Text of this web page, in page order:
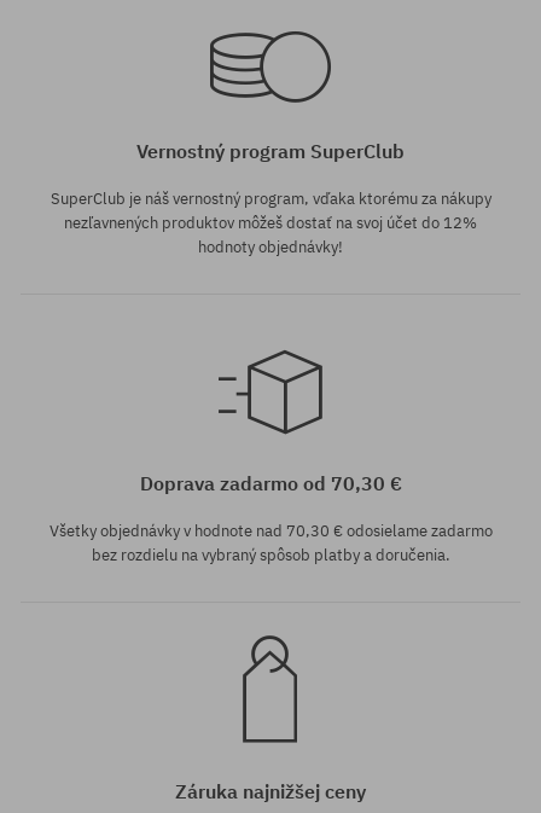
8.75
Dostupné veľkosti:
Vernostný program SuperClub
SuperClub je náš vernostný program, vďaka ktorému za nákupy
nezľavnených produktov môžeš dostať na svoj účet do 12%
hodnoty objednávky!
Doprava zadarmo od 70,30 €
Všetky objednávky v hodnote nad 70,30 € odosielame zadarmo
bez rozdielu na vybraný spôsob platby a doručenia.
Záruka najnižšej ceny